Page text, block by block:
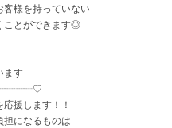
客様を持っていない
ことができます◎
ます
援します！！
担になるものは